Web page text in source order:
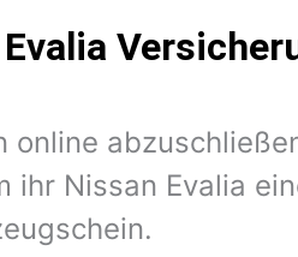
online
Nissan Evalia